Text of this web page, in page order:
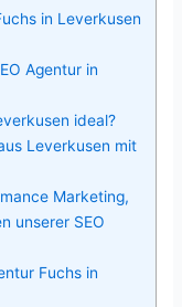
in Leverkusen
Agentur in
ideal?
Leverkusen mit
Marketing,
unserer SEO
Fuchs in